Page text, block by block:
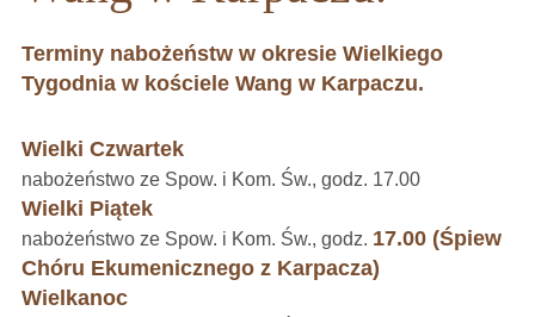
Terminy nabożeństw w okresie Wielkiego
Tygodnia w kościele Wang w Karpaczu.
Wielki Czwartek
nabożeństwo ze Spow. i Kom. Św., godz. 17.00
Wielki Piątek
nabożeństwo ze Spow. i Kom. Św., godz. 17.00 (Śpiew
Chóru Ekumenicznego z Karpacza)
Wielkanoc